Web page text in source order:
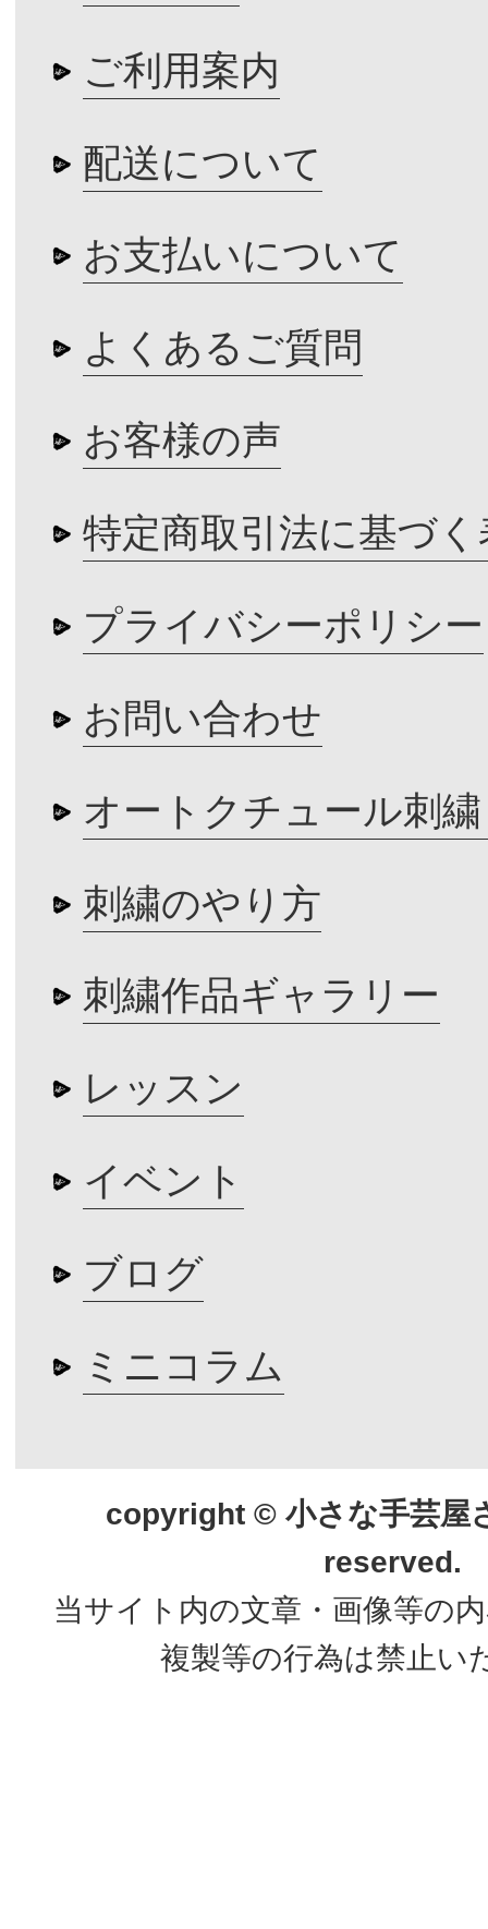
ご利用案内
配送について
お支払いについて
よくあるご質問
お客様の声
特定商取引法に基づく
プライバシーポリシー
お問い合わせ
オートクチュール刺
刺繍のやり方
刺繍作品ギャラリー
レッスン
イベント
ブログ
ミニコラム
copyright © 小さな手芸屋
reserved.
当サイト内の文章・画像等の
複製等の行為は禁止い